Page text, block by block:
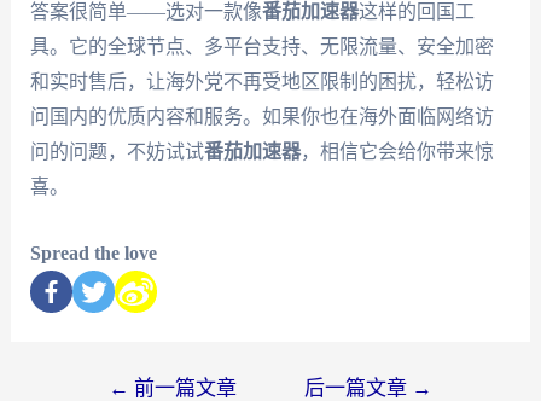
答案很简单——选对一款像番茄加速器这样的回国工
具。它的全球节点、多平台支持、无限流量、安全加密
和实时售后，让海外党不再受地区限制的困扰，轻松访
问国内的优质内容和服务。如果你也在海外面临网络访
问的问题，不妨试试番茄加速器，相信它会给你带来惊
喜。
Spread the love
← 前一篇文章 后一篇文章 →